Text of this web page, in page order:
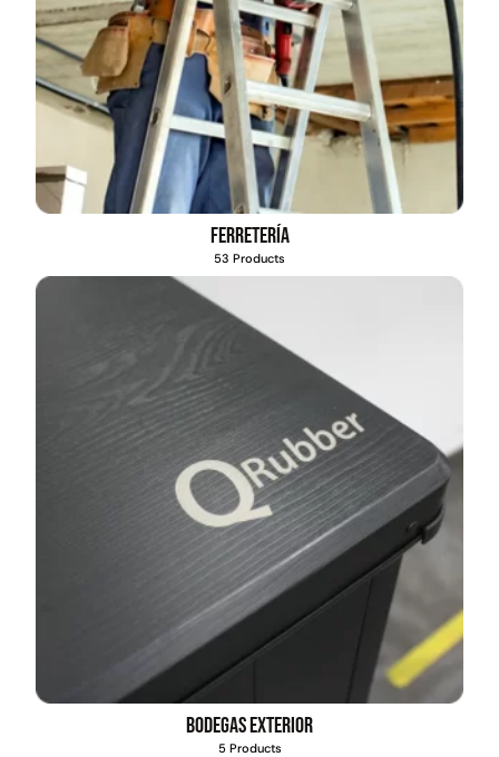
Ferretería
53 Products
Bodegas exterior
5 Products
49%
Pasto sintético ornamental
Importado USA: Summer
2.002.243
1.021.490
22%
1.192.666
Agregar al carrito